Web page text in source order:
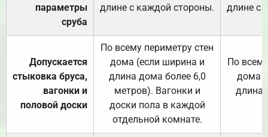
параметры
сруба
длине с каждой стороны.
длине с
Допускается
стыковка бруса,
вагонки и
половой доски
По всему периметру стен
дома (если ширина и
длина дома более 6,0
метров). Вагонки и
доски пола в каждой
отдельной комнате.
По
дома
длина